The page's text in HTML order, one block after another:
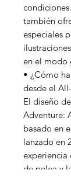
también
especiales
en el modo
• ¿Cómo
desde el
El diseño
Adventure:
basado en
lanzado en
experiencia
de pelea y